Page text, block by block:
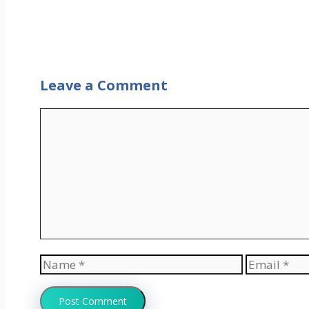
Leave a Comment
Name Email